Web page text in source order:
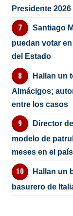
Presidente 2026
Santiago
puedan votar
del Estado
Hallan un
Almácigos;
entre los casos
Director
modelo de
meses en el país
Hallan un
basurero de